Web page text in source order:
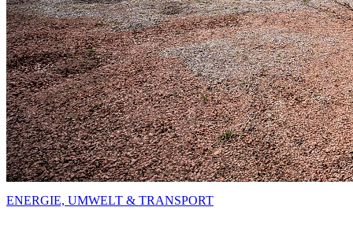
ENERGIE, UMWELT & TRANSPORT